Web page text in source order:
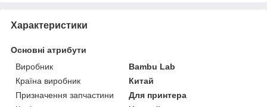
Характеристики
Основні атрибути
Виробник
Bambu Lab
Країна виробник
Китай
Призначення запчастини
Для принтера